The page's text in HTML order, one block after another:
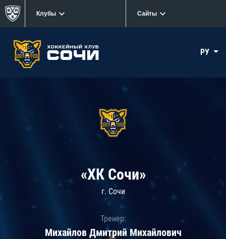
Клубы Сайты
РУ
«ХК Сочи»
г. Сочи
Тренер:
Михайлов Дмитрий Михайлович